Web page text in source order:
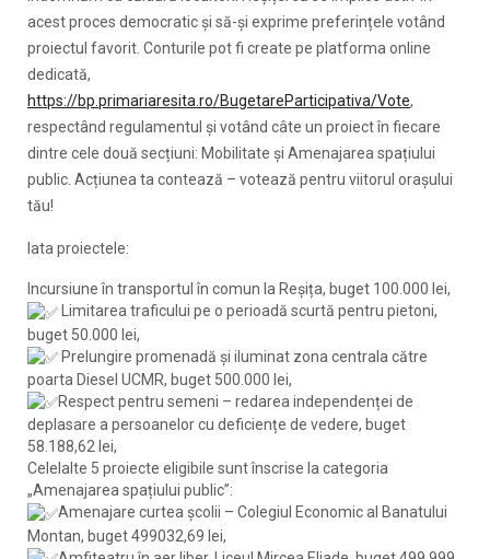
acest proces democratic și să-și exprime preferințele votând
proiectul favorit. Conturile pot fi create pe platforma online
dedicată,
https://bp.primariaresita.ro/BugetareParticipativa/Vote,
respectând regulamentul și votând câte un proiect în fiecare
dintre cele două secțiuni: Mobilitate și Amenajarea spațiului
public. Acțiunea ta contează – votează pentru viitorul orașului
tău!
Iata proiectele:
Incursiune în transportul în comun la Reșița, buget 100.000 lei,
Limitarea traficului pe o perioadă scurtă pentru pietoni,
buget 50.000 lei,
Prelungire promenadă și iluminat zona centrala către
poarta Diesel UCMR, buget 500.000 lei,
Respect pentru semeni – redarea independenței de
deplasare a persoanelor cu deficiențe de vedere, buget
58.188,62 lei,
Celelalte 5 proiecte eligibile sunt înscrise la categoria
„Amenajarea spațiului public”:
Amenajare curtea școlii – Colegiul Economic al Banatului
Montan, buget 499032,69 lei,